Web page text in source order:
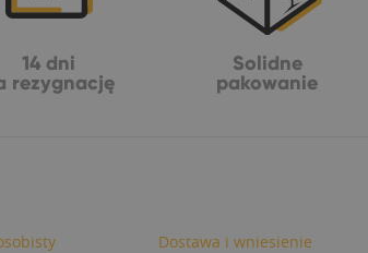
14 dni
rezygnację
Solidne
pakowanie
Dostawa i wniesienie